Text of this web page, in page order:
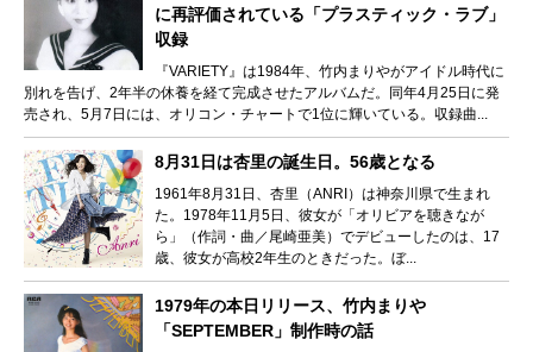
に再評価されている「プラスティック・ラブ」
収録
『VARIETY』は1984年、竹内まりやがアイドル時代に
別れを告げ、2年半の休養を経て完成させたアルバムだ。同年4月25日に発
売され、5月7日には、オリコン・チャートで1位に輝いている。収録曲...
8月31日は杏里の誕生日。56歳となる
1961年8月31日、杏里（ANRI）は神奈川県で生まれ
た。1978年11月5日、彼女が「オリビアを聴きなが
ら」（作詞・曲／尾崎亜美）でデビューしたのは、17
歳、彼女が高校2年生のときだった。ぼ...
1979年の本日リリース、竹内まりや
「SEPTEMBER」制作時の話